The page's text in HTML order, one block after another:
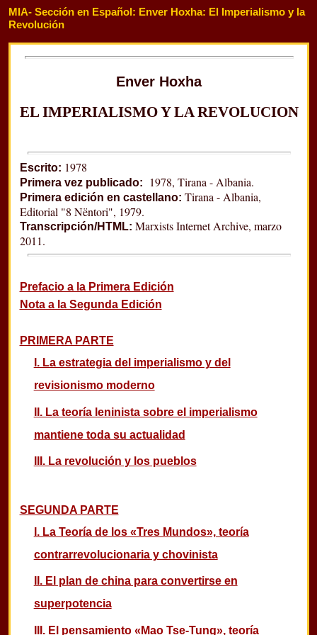
MIA- Sección en Español : Enver Hoxha: El Imperialismo y la
Revolución
Enver Hoxha
EL IMPERIALISMO Y LA REVOLUCION
Escrito: 1978
Primera vez publicado: 1978, Tirana - Albania.
Primera edición en castellano: Tirana - Albania,
Editorial "8 Nëntori", 1979.
Transcripción/HTML: Marxists Internet Archive, marzo
2011.
Prefacio a la Primera Edición
Nota a la Segunda Edición
PRIMERA PARTE
I. La estrategia del imperialismo y del
revisionismo moderno
II. La teoría leninista sobre el imperialismo
mantiene toda su actualidad
III. La revolución y los pueblos
SEGUNDA PARTE
I. La Teoría de los «Tres Mundos», teoría
contrarrevolucionaria y chovinista
II. El plan de china para convertirse en
superpotencia
III. El pensamiento «Mao Tse-Tung», teoría